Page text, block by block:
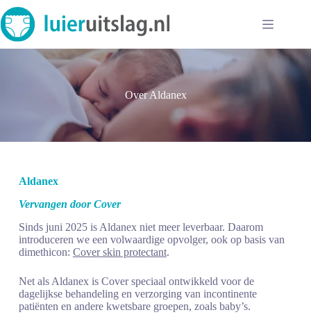
Ga
naar
de
inhoud
Over Aldanex
Aldanex
Vervangen door Cover
Sinds juni 2025 is Aldanex niet meer leverbaar. Daarom
introduceren we een volwaardige opvolger, ook op basis van
dimethicon: Cover skin protectant.
Net als Aldanex is Cover speciaal ontwikkeld voor de
dagelijkse behandeling en verzorging van incontinente
patiënten en andere kwetsbare groepen, zoals baby’s.